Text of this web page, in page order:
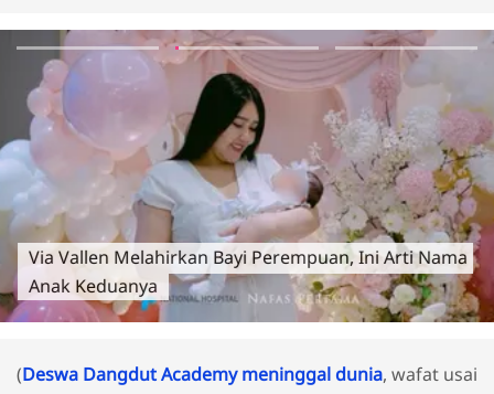
Via Vallen Melahirkan Bayi Perempuan, Ini Arti Nama
Anak Keduanya
(Deswa Dangdut Academy meninggal dunia, wafat usai